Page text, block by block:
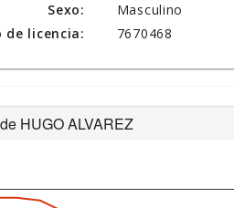
Sexo:
de licencia:
Masculino
7670468
HUGO ALVAREZ